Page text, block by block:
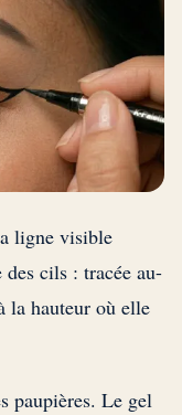
ligne visible
cils : tracée au-
la hauteur où elle
paupières. Le gel